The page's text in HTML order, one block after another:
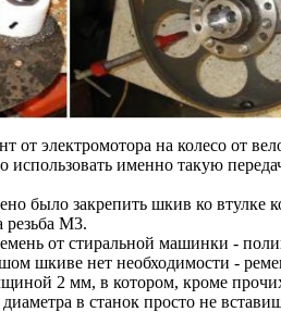
электромотора на колесо от
именно такую
было закрепить шкив ко
резьба М3.
от стиральной машинки -
шкиве нет необходимости -
2 мм, в котором, кроме
в станок просто не